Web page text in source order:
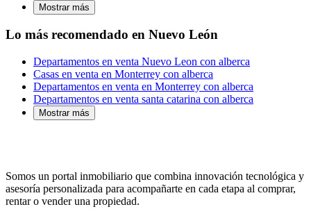
Mostrar más
Lo más recomendado en Nuevo León
Departamentos en venta Nuevo Leon con alberca
Casas en venta en Monterrey con alberca
Departamentos en venta en Monterrey con alberca
Departamentos en venta santa catarina con alberca
Mostrar más
Somos un portal inmobiliario que combina innovación tecnológica y
asesoría personalizada para acompañarte en cada etapa al comprar,
rentar o vender una propiedad.